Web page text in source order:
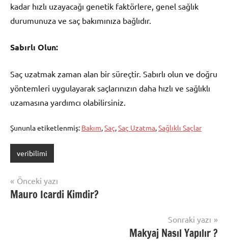
kadar hızlı uzayacağı genetik faktörlere, genel sağlık
durumunuza ve saç bakımınıza bağlıdır.
Sabırlı Olun:
Saç uzatmak zaman alan bir süreçtir. Sabırlı olun ve doğru
yöntemleri uygulayarak saçlarınızın daha hızlı ve sağlıklı
uzamasına yardımcı olabilirsiniz.
Şununla etiketlenmiş: Bakım,Saç,Saç Uzatma,Sağlıklı Saçlar
veribilimi
Yazı
gezinmesi
Önceki yazı
Mauro Icardi Kimdir?
Sonraki yazı
Makyaj Nasıl Yapılır ?